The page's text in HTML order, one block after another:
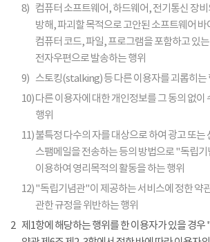
8) 컴퓨터 소프트웨어, 하드웨어, 전기통신 장
방해, 파괴할 목적으로 고안된 소프트웨어
컴퓨터 코드, 파일, 프로그램을 포함하고 있
전자우편으로 발송하는 행위
9) 스토킹(stalking) 등 다른 이용자를 괴롭히는
10)다른 이용자에 대한 개인정보를 그 동의 없
행위
11)불특정 다수의 자를 대상으로 하여 광고 또는
스팸메일을 전송하는 등의 방법으로 "독립
이용하여 영리목적의 활동을 하는 행위
12)"독립기념관"이 제공하는 서비스에 정한 약
관한 규정을 위반하는 행위
2 제1항에 해당하는 행위를 한 이용자가 있을 경